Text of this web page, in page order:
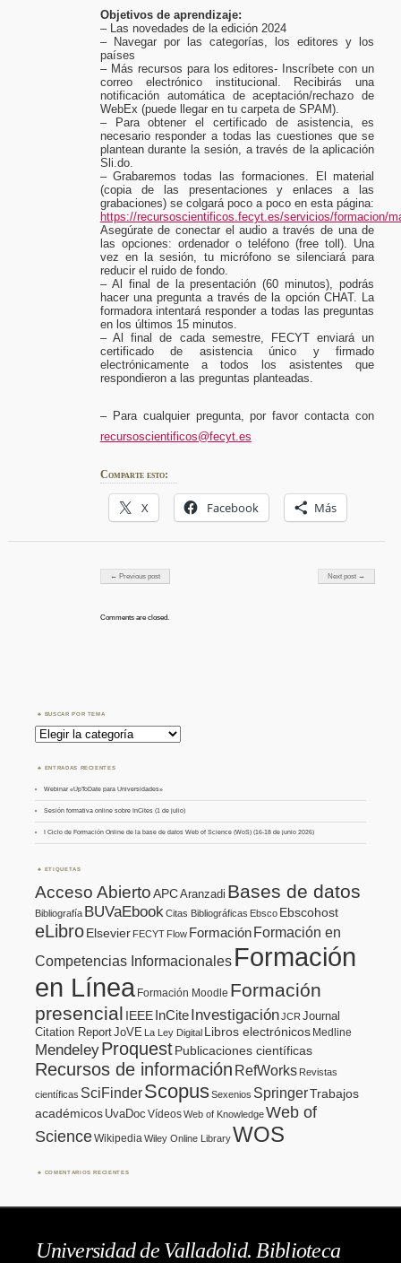
Objetivos de aprendizaje:
– Las novedades de la edición 2024
– Navegar por las categorías, los editores y los
países
– Más recursos para los editores- Inscríbete con un
correo electrónico institucional. Recibirás una
notificación automática de aceptación/rechazo de
WebEx (puede llegar en tu carpeta de SPAM).
– Para obtener el certificado de asistencia, es
necesario responder a todas las cuestiones que se
plantean durante la sesión, a través de la aplicación
Sli.do.
– Grabaremos todas las formaciones. El material
(copia de las presentaciones y enlaces a las
grabaciones) se colgará poco a poco en esta página:
https://recursoscientificos.fecyt.es/servicios/formacion/
Asegúrate de conectar el audio a través de una de
las opciones: ordenador o teléfono (free toll). Una
vez en la sesión, tu micrófono se silenciará para
reducir el ruido de fondo.
– Al final de la presentación (60 minutos), podrás
hacer una pregunta a través de la opción CHAT. La
formadora intentará responder a todas las preguntas
en los últimos 15 minutos.
– Al final de cada semestre, FECYT enviará un
certificado de asistencia único y firmado
electrónicamente a todos los asistentes que
respondieron a las preguntas planteadas.
– Para cualquier pregunta, por favor contacta con
recursoscientificos@fecyt.es
Comparte esto:
X Facebook Más
Post navigation
← Previous post Next post →
Comments are closed.
BUSCAR POR TEMA
Buscar
por
Tema
ENTRADAS RECIENTES
Webinar «UpToDate para Universidades»
Sesión formativa online sobre InCites (1 de julio)
I Ciclo de Formación Online de la base de datos Web of Science (WoS) (16-18 de junio 2026)
ETIQUETAS
Acceso AbiertoAPCAranzadi Bases de datos
Bibliografía BUVaEbookCitas Bibliográficas Ebsco Ebscohost
eLibroElsevier FECYT Flow Formación Formación en
Competencias Informacionales Formación
en Línea Formación Moodle Formación
presencial IEEE InCite InvestigaciónJCR Journal
Citation ReportJoVE La Ley Digital Libros electrónicos Medline
MendeleyProquestPublicaciones científicas
Recursos de información RefWorks Revistas
científicas SciFinderScopusSexenios SpringerTrabajos
académicos UvaDoc VídeosWeb of KnowledgeWeb of
ScienceWikipediaWiley Online LibraryWOS
COMENTARIOS RECIENTES
Universidad de Valladolid. Biblioteca